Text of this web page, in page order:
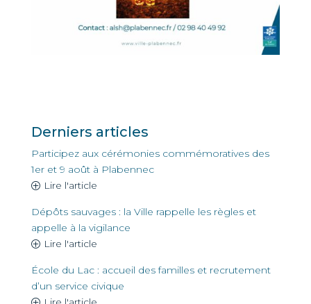
Derniers articles
Participez aux cérémonies commémoratives des
1er et 9 août à Plabennec
Lire l'article
Dépôts sauvages : la Ville rappelle les règles et
appelle à la vigilance
Lire l'article
École du Lac : accueil des familles et recrutement
d’un service civique